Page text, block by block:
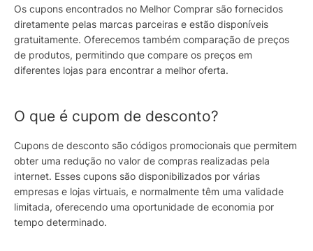
Os cupons encontrados no Melhor Comprar são fornecidos
diretamente pelas marcas parceiras e estão disponíveis
gratuitamente. Oferecemos também comparação de preços
de produtos, permitindo que compare os preços em
diferentes lojas para encontrar a melhor oferta.
O que é cupom de desconto?
Cupons de desconto são códigos promocionais que permitem
obter uma redução no valor de compras realizadas pela
internet. Esses cupons são disponibilizados por várias
empresas e lojas virtuais, e normalmente têm uma validade
limitada, oferecendo uma oportunidade de economia por
tempo determinado.